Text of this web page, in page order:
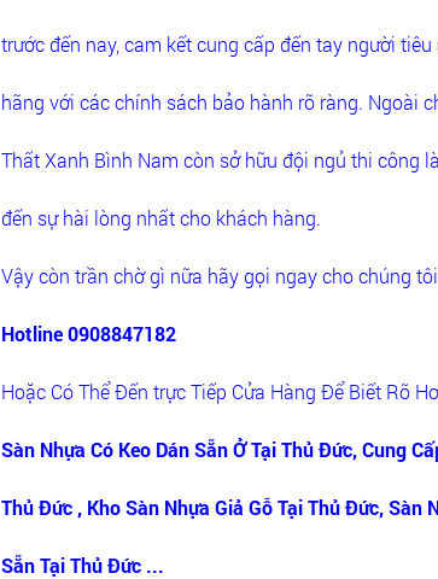
trước đến nay, cam kết cung cấp đến tay người
hãng với các chính sách bảo hành rõ ràng. Ngoài
Thất Xanh Bình Nam còn sở hữu đội ngủ thi công
đến sự hài lòng nhất cho khách hàng.
Vậy còn trần chờ gì nữa hãy gọi ngay cho chúng tôi
Hotline 0908847182
Hoặc Có Thể Đến trực Tiếp Cửa Hàng Để Biết Rõ
Sàn Nhựa Có Keo Dán Sẵn Ở Tại Thủ Đức, Cung
Thủ Đức , Kho Sàn Nhựa Giả Gỗ Tại Thủ Đức, Sàn
Sẵn Tại Thủ Đức ...